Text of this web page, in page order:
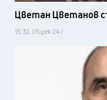
Цветан Цветанов
15:32, 05 дек 24 /